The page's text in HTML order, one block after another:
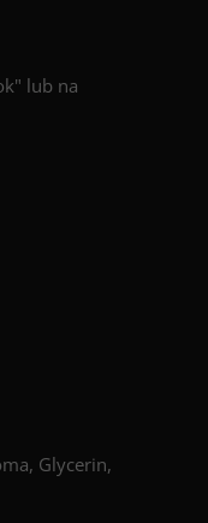
lub na
Glycerin,